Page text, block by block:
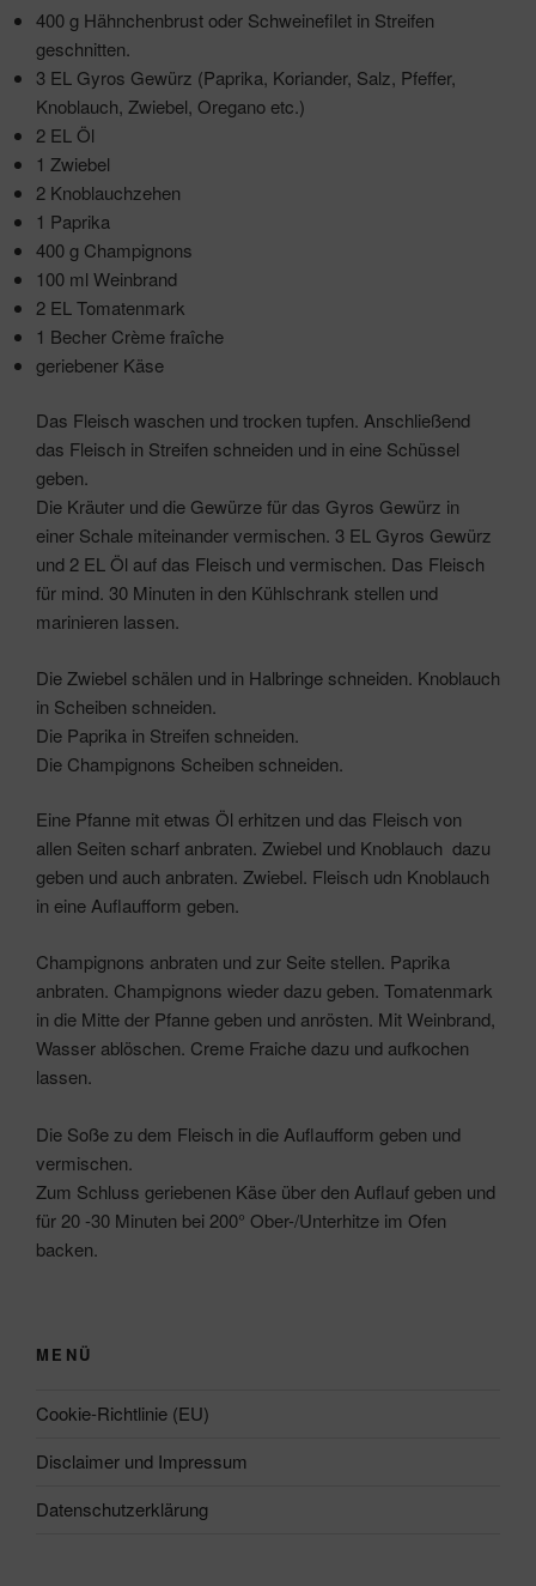
400 g Hähnchenbrust oder Schweinefilet in Streifen
geschnitten.
3 EL Gyros Gewürz (Paprika, Koriander, Salz, Pfeffer,
Knoblauch, Zwiebel, Oregano etc.)
2 EL Öl
1 Zwiebel
2 Knoblauchzehen
1 Paprika
400 g Champignons
100 ml Weinbrand
2 EL Tomatenmark
1 Becher Crème fraîche
geriebener Käse
Das Fleisch waschen und trocken tupfen. Anschließend
das Fleisch in Streifen schneiden und in eine Schüssel
geben.
Die Kräuter und die Gewürze für das Gyros Gewürz in
einer Schale miteinander vermischen. 3 EL Gyros Gewürz
und 2 EL Öl auf das Fleisch und vermischen. Das Fleisch
für mind. 30 Minuten in den Kühlschrank stellen und
marinieren lassen.
Die Zwiebel schälen und in Halbringe schneiden. Knoblauch
in Scheiben schneiden.
Die Paprika in Streifen schneiden.
Die Champignons Scheiben schneiden.
Eine Pfanne mit etwas Öl erhitzen und das Fleisch von
allen Seiten scharf anbraten. Zwiebel und Knoblauch dazu
geben und auch anbraten. Zwiebel. Fleisch udn Knoblauch
in eine Auflaufform geben.
Champignons anbraten und zur Seite stellen. Paprika
anbraten. Champignons wieder dazu geben. Tomatenmark
in die Mitte der Pfanne geben und anrösten. Mit Weinbrand,
Wasser ablöschen. Creme Fraiche dazu und aufkochen
lassen.
Die Soße zu dem Fleisch in die Auflaufform geben und
vermischen.
Zum Schluss geriebenen Käse über den Auflauf geben und
für 20 -30 Minuten bei 200° Ober-/Unterhitze im Ofen
backen.
MENÜ
Cookie-Richtlinie (EU)
Disclaimer und Impressum
Datenschutzerklärung